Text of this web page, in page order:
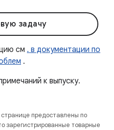
задачу
см . в документации по
.
к выпуску.
предоставлены по
зарегистрированные товарные